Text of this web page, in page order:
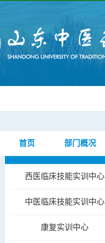
首页 部门概况
西医临床技能实训中心
中医临床技能实训中心
康复实训中心